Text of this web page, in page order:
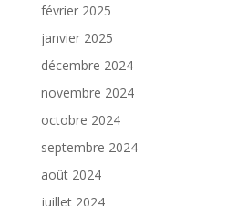
février 2025
janvier 2025
décembre 2024
novembre 2024
octobre 2024
septembre 2024
août 2024
juillet 2024